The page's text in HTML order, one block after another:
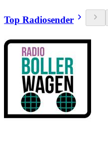
Top Radiosender